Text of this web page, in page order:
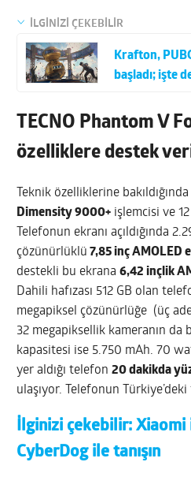
İLGİNİZİ ÇEKEBİLİR
Krafton,
başladı; işte
TECNO Phantom V
özelliklere destek
Teknik özelliklerine
Dimensity 9000+ işlemcisi ve
Telefonun ekranı açıldığında
çözünürlüklü 7,85 inç AMOLED
destekli bu ekrana6,42 inçlik
Dahili hafızası 512 GB olan
megapiksel çözünürlüğe (üç
32 megapiksellik kameranın
kapasitesi ise 5.750 mAh. 70
yer aldığı telefon20 dakikda
ulaşıyor. Telefonun
İlginizi çekebilir:Xiaomi
CyberDog ile tanışın